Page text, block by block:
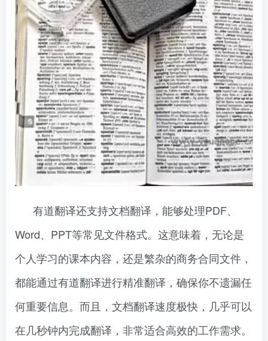
有道翻译还支持文档翻译，能够处理PDF、
Word、PPT等常见文件格式。这意味着，无论是
个人学习的课本内容，还是繁杂的商务合同文件，
都能通过有道翻译进行精准翻译，确保你不遗漏任
何重要信息。而且，文档翻译速度极快，几乎可以
在几秒钟内完成翻译，非常适合高效的工作需求。